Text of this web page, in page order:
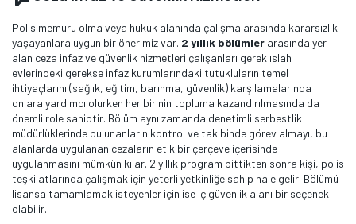
Polis memuru olma veya hukuk alanında çalışma arasında kararsızlık
yaşayanlara uygun bir önerimiz var. 2 yıllık bölümler arasında yer
alan ceza infaz ve güvenlik hizmetleri çalışanları gerek ıslah
evlerindeki gerekse infaz kurumlarındaki tutukluların temel
ihtiyaçlarını (sağlık, eğitim, barınma, güvenlik) karşılamalarında
onlara yardımcı olurken her birinin topluma kazandırılmasında da
önemli role sahiptir. Bölüm aynı zamanda denetimli serbestlik
müdürlüklerinde bulunanların kontrol ve takibinde görev almayı, bu
alanlarda uygulanan cezaların etik bir çerçeve içerisinde
uygulanmasını mümkün kılar. 2 yıllık program bittikten sonra kişi, polis
teşkilatlarında çalışmak için yeterli yetkinliğe sahip hale gelir. Bölümü
lisansa tamamlamak isteyenler için ise iç güvenlik alanı bir seçenek
olabilir.